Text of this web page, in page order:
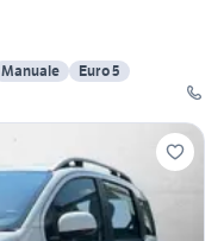
Manuale
Euro 5